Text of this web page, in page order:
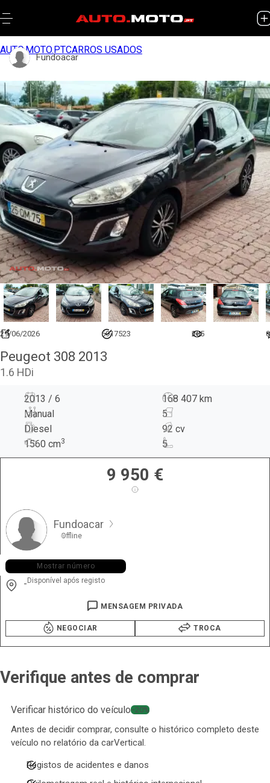
AUTO.MOTO.PTCARROS USADOS
29/06/2026 6917523 255 0
Peugeot 308 2013
1.6 HDi
2013 / 6
168 407 km
Manual
5
Diesel
92 cv
1560 cm3 5
9 950 €
Fundoacar
Offline
+351 915 ••• •46
Mostrar número
Disponível após registo
-
MENSAGEM PRIVADA
NEGOCIAR TROCA
Verifique antes de comprar
Verificar histórico do veículo−20%
Antes de decidir comprar, consulte o histórico completo deste
veículo no relatório da carVertical.
Registos de acidentes e danos
Fundoacar